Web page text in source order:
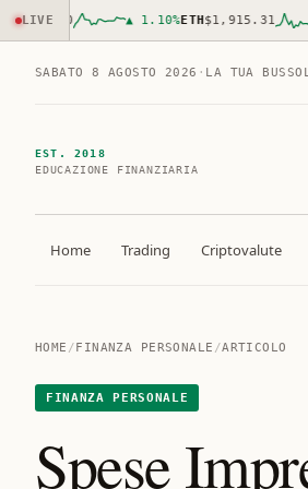
LIVE ▲ 1.10% ETH$1,915.31
SABATO 8 AGOSTO 2026 · LA TUA
EST. 2018
EDUCAZIONE FINANZIARIA
Home Trading Criptovalute
HOME /FINANZA PERSONALE /ARTICOLO
FINANZA PERSONALE
Spese